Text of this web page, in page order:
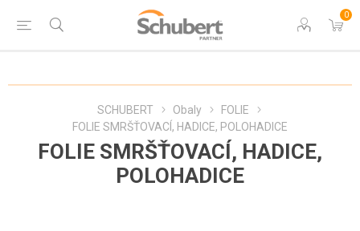
0
SCHUBERT Obaly
FOLIE
FOLIE SMRŠŤOVACÍ, HADICE, POLOHADICE
FOLIE SMRŠŤOVACÍ, HADICE,
POLOHADICE